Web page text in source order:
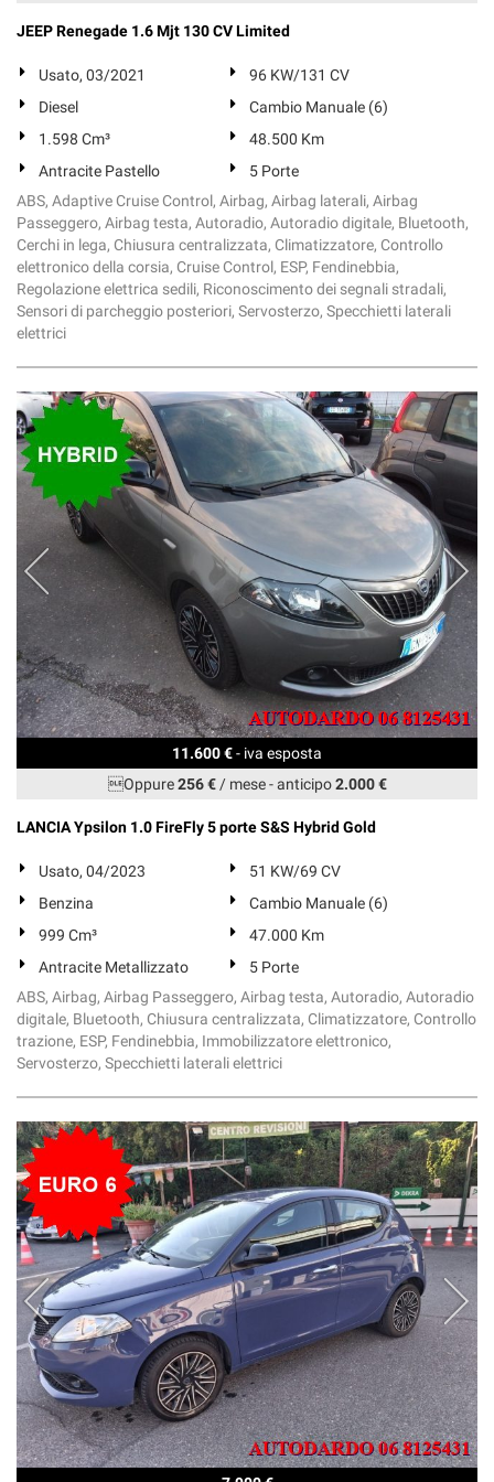
JEEP Renegade 1.6 Mjt 130 CV Limited
Usato, 03/2021
96 KW/131 CV
Diesel
Cambio Manuale (6)
1.598 Cm³
48.500 Km
Antracite Pastello
5 Porte
ABS, Adaptive Cruise Control, Airbag, Airbag laterali, Airbag
Passeggero, Airbag testa, Autoradio, Autoradio digitale, Bluetooth,
Cerchi in lega, Chiusura centralizzata, Climatizzatore, Controllo
elettronico della corsia, Cruise Control, ESP, Fendinebbia,
Regolazione elettrica sedili, Riconoscimento dei segnali stradali,
Sensori di parcheggio posteriori, Servosterzo, Specchietti laterali
elettrici
11.600 €- iva esposta
Oppure256 €/ mese-anticipo2.000 €
LANCIA Ypsilon 1.0 FireFly 5 porte S&S Hybrid Gold
Usato, 04/2023
51 KW/69 CV
Benzina
Cambio Manuale (6)
999 Cm³
47.000 Km
Antracite Metallizzato
5 Porte
ABS, Airbag, Airbag Passeggero, Airbag testa, Autoradio, Autoradio
digitale, Bluetooth, Chiusura centralizzata, Climatizzatore, Controllo
trazione, ESP, Fendinebbia, Immobilizzatore elettronico,
Servosterzo, Specchietti laterali elettrici
le